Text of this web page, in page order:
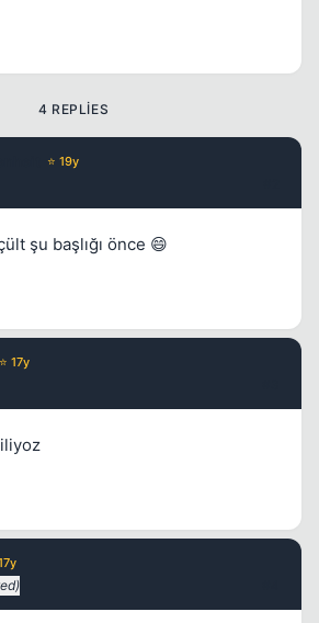
4 REPLIES
⭐ 19y
şu başlığı önce 😄
⭐ 17y